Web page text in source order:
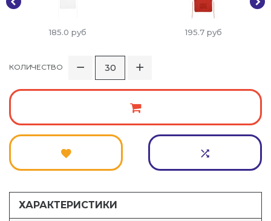
185.0 руб 195.7руб
КОЛИЧЕСТВО
ХАРАКТЕРИСТИКИ